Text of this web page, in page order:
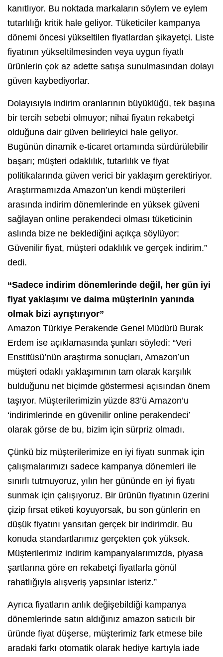
kanıtlıyor. Bu noktada markaların söylem ve eylem
tutarlılığı kritik hale geliyor. Tüketiciler kampanya
dönemi öncesi yükseltilen fiyatlardan şikayetçi. Liste
fiyatının yükseltilmesinden veya uygun fiyatlı
ürünlerin çok az adette satışa sunulmasından dolayı
güven kaybediyorlar.
Dolayısıyla indirim oranlarının büyüklüğü, tek başına
bir tercih sebebi olmuyor; nihai fiyatın rekabetçi
olduğuna dair güven belirleyici hale geliyor.
Bugünün dinamik e-ticaret ortamında sürdürülebilir
başarı; müşteri odaklılık, tutarlılık ve fiyat
politikalarında güven verici bir yaklaşım gerektiriyor.
Araştırmamızda Amazon’un kendi müşterileri
arasında indirim dönemlerinde en yüksek güveni
sağlayan online perakendeci olması tüketicinin
aslında bize ne beklediğini açıkça söylüyor:
Güvenilir fiyat, müşteri odaklılık ve gerçek indirim.”
dedi.
“Sadece indirim dönemlerinde değil, her gün iyi
fiyat yaklaşımı ve daima müşterinin yanında
olmak bizi ayrıştırıyor”
Amazon Türkiye Perakende Genel Müdürü Burak
Erdem ise açıklamasında şunları söyledi: “Veri
Enstitüsü’nün araştırma sonuçları, Amazon’un
müşteri odaklı yaklaşımının tam olarak karşılık
bulduğunu net biçimde göstermesi açısından önem
taşıyor. Müşterilerimizin yüzde 83’ü Amazon’u
‘indirimlerinde en güvenilir online perakendeci’
olarak görse de bu, bizim için sürpriz olmadı.
Çünkü biz müşterilerimize en iyi fiyatı sunmak için
çalışmalarımızı sadece kampanya dönemleri ile
sınırlı tutmuyoruz, yılın her gününde en iyi fiyatı
sunmak için çalışıyoruz. Bir ürünün fiyatının üzerini
çizip fırsat etiketi koyuyorsak, bu son günlerin en
düşük fiyatını yansıtan gerçek bir indirimdir. Bu
konuda standartlarımız gerçekten çok yüksek.
Müşterilerimiz indirim kampanyalarımızda, piyasa
şartlarına göre en rekabetçi fiyatlarla gönül
rahatlığıyla alışveriş yapsınlar isteriz.”
Ayrıca fiyatların anlık değişebildiği kampanya
dönemlerinde satın aldığınız amazon satıcılı bir
üründe fiyat düşerse, müşterimiz fark etmese bile
aradaki farkı otomatik olarak hediye kartıyla iade